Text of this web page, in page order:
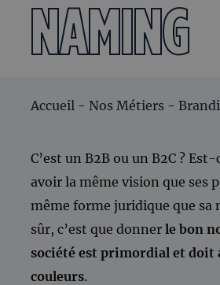
NAMING
Accueil - Nos Métiers -
C’est un B2B ou un B2C ? Est-
avoir la même vision que ses
même forme juridique que sa
sûr, c’est que donner le bon
société est primordial et doit
couleurs.